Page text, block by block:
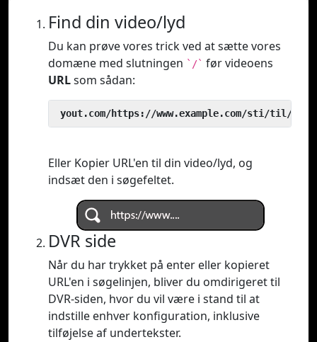
Find din video/lyd
Du kan prøve vores trick ved at sætte vores
domæne med slutningen `/` før videoens
URLsom sådan:
yout.com/https://www.example.com/sti/til/
Eller Kopier URL'en til din video/lyd, og
indsæt den i søgefeltet.
DVR side
Når du har trykket på enter eller kopieret
URL'en i søgelinjen, bliver du omdirigeret til
DVR-siden, hvor du vil være i stand til at
indstille enhver konfiguration, inklusive
tilføjelse af undertekster.